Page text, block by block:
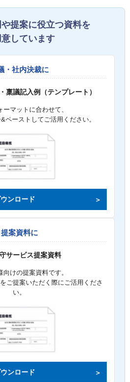
提案に役立つ資料を
意しています
・社内決裁に
稟議記入例（テンプレート）
ーマットに合わせて、
ペーストしてご活用ください。
ンロード
提案資料に
サービス提案資料
向けの提案資料です。
ご提案いただく際にご活用くださ
い。
ンロード